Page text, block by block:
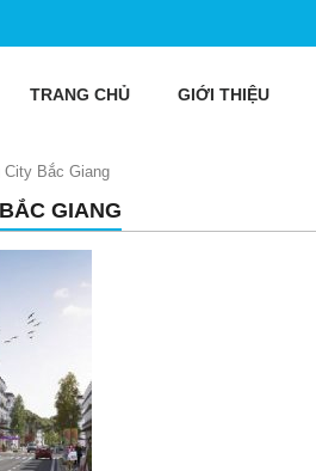
TRANG CHỦ GIỚI THIỆU
City Bắc Giang
GIANG